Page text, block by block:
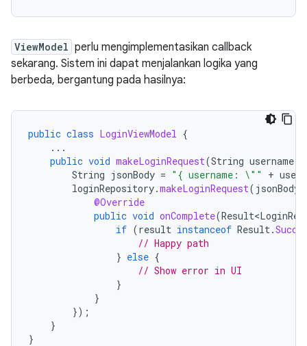
ViewModel perlu mengimplementasikan callback
sekarang. Sistem ini dapat menjalankan logika yang
berbeda, bergantung pada hasilnya:
public class LoginViewModel {
...
public void makeLoginRequest(String username
String jsonBody = "{ username: \"" +
loginRepository.makeLoginRequest( jsonBody
@Override
public void onComplete(
if (result instanceof Result.
// Happy path
} else {
// Show error in UI
}
}
});
}
}